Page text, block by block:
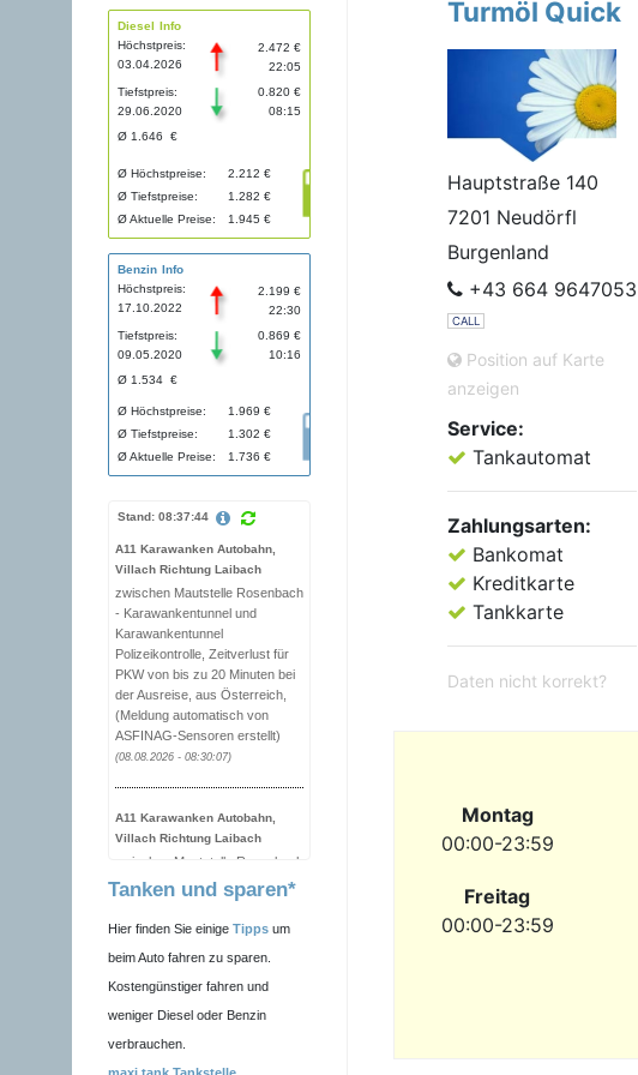
Diesel Info
Höchstpreis:
03.04.2026
2.472 €
22:05
Tiefstpreis:
29.06.2020
0.820 €
08:15
Ø 1.646 €
Ø Höchstpreise:
Ø Tiefstpreise:
Ø Aktuelle Preise:
2.212 €
1.282 €
1.945 €
Benzin Info
Höchstpreis:
17.10.2022
2.199 €
22:30
Tiefstpreis:
09.05.2020
0.869 €
10:16
Ø 1.534 €
Ø Höchstpreise:
Ø Tiefstpreise:
Ø Aktuelle Preise:
1.969 €
1.302 €
1.736 €
Stand: 08:37:44
A11 Karawanken Autobahn,
Villach Richtung Laibach
zwischen Mautstelle Rosenbach
- Karawankentunnel und
Karawankentunnel
Polizeikontrolle, Zeitverlust für
PKW von bis zu 20 Minuten bei
der Ausreise, aus Österreich,
(Meldung automatisch von
ASFINAG-Sensoren erstellt)
(08.08.2026 - 08:30:07)
A11 Karawanken Autobahn,
Villach Richtung Laibach
zwischen Mautstelle Rosenbach
- Karawankentunnel und
Polizeikontrolle, Zeitverlust für
der Ausreise, aus Österreich,
(Meldung automatisch von
(08.08.2026 - 08:20:11)
Tanken und sparen*
Hier finden Sie einige Tipps um
beim Auto fahren zu sparen.
Kostengünstiger fahren und
weniger Diesel oder Benzin
verbrauchen.
Turmöl Quick
Hauptstraße 140
7201 Neudörfl
Burgenland
+43 664 9647053
CALL
Position auf Karte
anzeigen
Service:
Tankautomat
Zahlungsarten:
Bankomat
Kreditkarte
Tankkarte
Daten nicht korrekt?
Montag
00:00-23:59
Freitag
00:00-23:59